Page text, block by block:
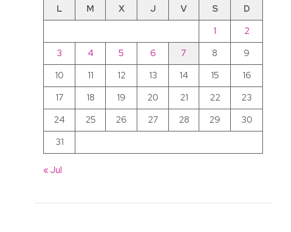
L
M X J V S
D
1
2
3
4 5 6 7 8
9
10
11 12 13 14 15
16
17
18 19 20 21 22
23
24
25 26 27 28 29
30
31
« Jul